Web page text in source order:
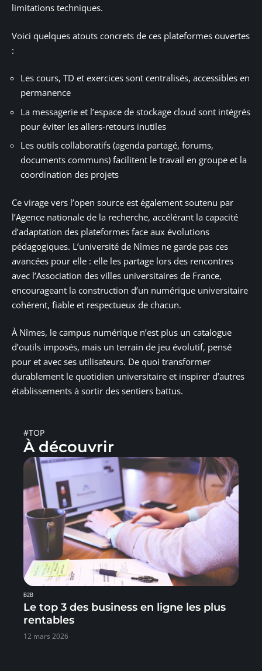
limitations techniques.
Voici quelques atouts concrets de ces plateformes ouvertes
:
Les cours, TD et exercices sont centralisés, accessibles en
permanence
La messagerie et l’espace de stockage cloud sont intégrés
pour éviter les allers-retours inutiles
Les outils collaboratifs (agenda partagé, forums,
documents communs) facilitent le travail en groupe et la
coordination des projets
Ce virage vers l’open source est également soutenu par
l’Agence nationale de la recherche, accélérant la capacité
d’adaptation des plateformes face aux évolutions
pédagogiques. L’université de Nîmes ne garde pas ces
avancées pour elle : elle les partage lors des rencontres
avec l’Association des villes universitaires de France,
encourageant la construction d’un numérique universitaire
cohérent, fiable et respectueux de chacun.
À Nîmes, le campus numérique n’est plus un catalogue
d’outils imposés, mais un terrain de jeu évolutif, pensé
pour et avec ses utilisateurs. De quoi transformer
durablement le quotidien universitaire et inspirer d’autres
établissements à sortir des sentiers battus.
#TOP
À découvrir
B2B
Le top 3 des business en ligne les plus
rentables
12 mars 2026